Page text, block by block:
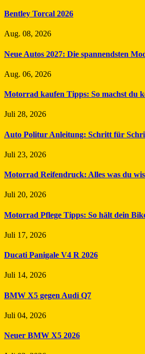
Bentley Torcal 2026
Aug. 08, 2026
Neue Autos 2027: Die spannendsten
Aug. 06, 2026
Motorrad kaufen Tipps: So machst du
Juli 28, 2026
Auto Politur Anleitung: Schritt für
Juli 23, 2026
Motorrad Reifendruck: Alles was du
Juli 20, 2026
Motorrad Pflege Tipps: So hält dein
Juli 17, 2026
Ducati Panigale V4 R 2026
Juli 14, 2026
BMW X5 gegen Audi Q7
Juli 04, 2026
Neuer BMW X5 2026